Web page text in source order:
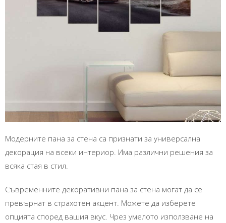
Модерните пана за стена са признати за универсална
декорация на всеки интериор. Има различни решения за
всяка стая в стил.
Съвременните декоративни пана за стена могат да се
превърнат в страхотен акцент. Можете да изберете
опцията според вашия вкус. Чрез умелото използване на